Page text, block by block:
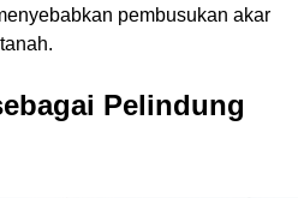
pembusukan akar
Pelindung